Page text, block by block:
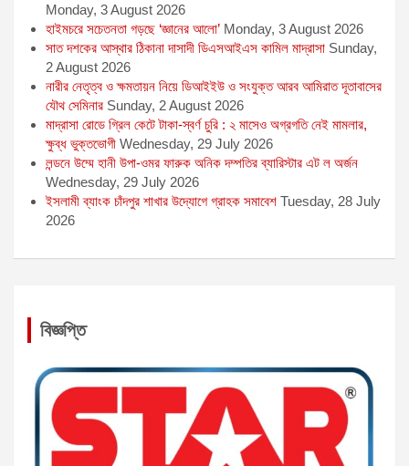
Monday, 3 August 2026
হাইমচরে সচেতনতা গড়ছে ‘জ্ঞানের আলো’ Monday, 3 August 2026
সাত দশকের আস্থার ঠিকানা দাসাদী ডিএসআইএস কামিল মাদ্রাসা Sunday,
2 August 2026
নারীর নেতৃত্ব ও ক্ষমতায়ন নিয়ে ডিআইইউ ও সংযুক্ত আরব আমিরাত দূতাবাসের
যৌথ সেমিনার Sunday, 2 August 2026
মাদ্রাসা রোডে গ্রিল কেটে টাকা-স্বর্ণ চুরি : ২ মাসেও অগ্রগতি নেই মামলার,
ক্ষুব্ধ ভুক্তভোগী Wednesday, 29 July 2026
লন্ডনে উম্মে হানী উপা-ওমর ফারুক অনিক দম্পতির ব্যারিস্টার এট ল অর্জন
Wednesday, 29 July 2026
ইসলামী ব্যাংক চাঁদপুর শাখার উদ্যোগে গ্রাহক সমাবেশ Tuesday, 28 July
2026
বিজ্ঞপ্তি